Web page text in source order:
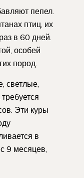
пепел.
птиц, их
в 60 дней.
особей
пород.
светлые,
Эти куры
в
9 месяцев,